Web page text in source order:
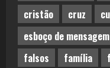
cristão
cruz
esboço de mensagem
falsos
família